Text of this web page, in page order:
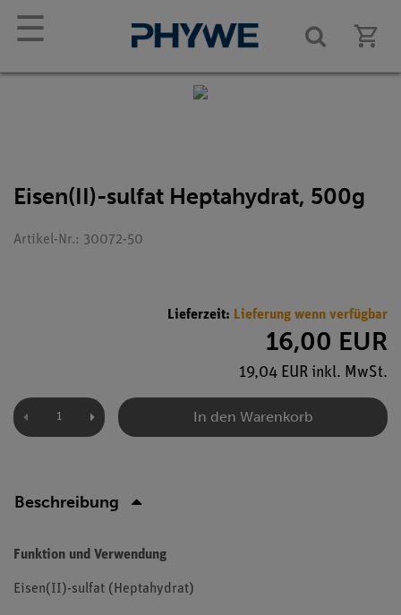
☰
Eisen(II)-sulfat Heptahydrat, 500g
Artikel-Nr.: 30072-50
Lieferzeit: Lieferung wenn verfügbar
16,00 EUR
19,04 EUR inkl. MwSt.
In den Warenkorb
Beschreibung
Funktion und Verwendung
Eisen(II)-sulfat (Heptahydrat)